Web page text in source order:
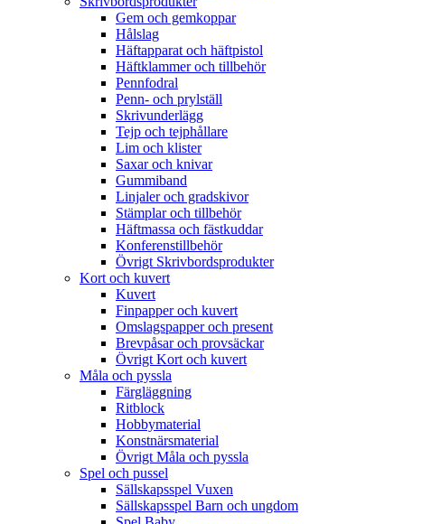
Gem och gemkoppar
Hålslag
Häftapparat och häftpistol
Häftklammer och tillbehör
Pennfodral
Penn- och prylställ
Skrivunderlägg
Tejp och tejphållare
Lim och klister
Saxar och knivar
Gummiband
Linjaler och gradskivor
Stämplar och tillbehör
Häftmassa och fästkuddar
Konferenstillbehör
Övrigt Skrivbordsprodukter
Kort och kuvert
Kuvert
Finpapper och kuvert
Omslagspapper och present
Brevpåsar och provsäckar
Övrigt Kort och kuvert
Måla och pyssla
Färgläggning
Ritblock
Hobbymaterial
Konstnärsmaterial
Övrigt Måla och pyssla
Spel och pussel
Sällskapsspel Vuxen
Sällskapsspel Barn och ungdom